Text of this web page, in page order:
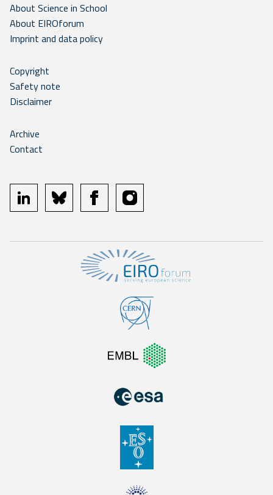
About Science in School
About EIROforum
Imprint and data policy
Copyright
Safety note
Disclaimer
Archive
Contact
linkedin bluesky facebookinstagram